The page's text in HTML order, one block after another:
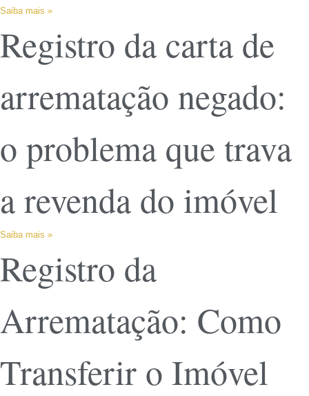
Saiba mais »
Registro da carta de
arrematação negado:
o problema que trava
a revenda do imóvel
Saiba mais »
Registro da
Arrematação: Como
Transferir o Imóvel